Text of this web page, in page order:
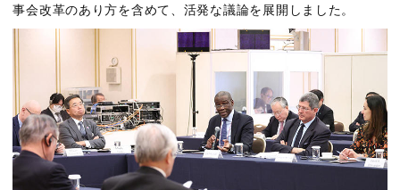
事会改革のあり方を含めて、活発な議論を展開しました。